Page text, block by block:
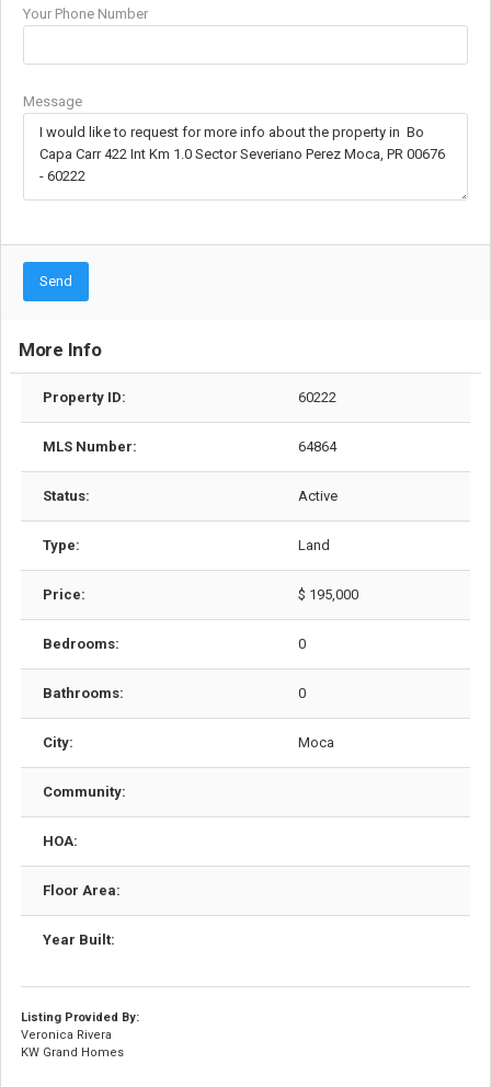
Your Phone Number
Message
Send
More Info
Property ID: 60222
MLS Number: 64864
Status: Active
Type: Land
Price: $ 195,000
Bedrooms: 0
Bathrooms: 0
City: Moca
Community:
HOA:
Floor Area:
Year Built:
Listing Provided By:
Veronica Rivera
KW Grand Homes